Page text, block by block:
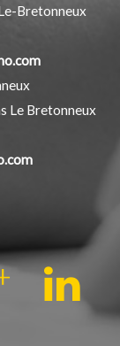
Bretonneux
Le Bretonneux